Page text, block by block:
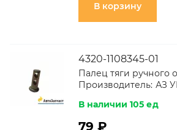
В корзину
4320-1108345-01
Палец тяги ручного
Производитель: АЗ
В наличии 105 ед
79 ₽